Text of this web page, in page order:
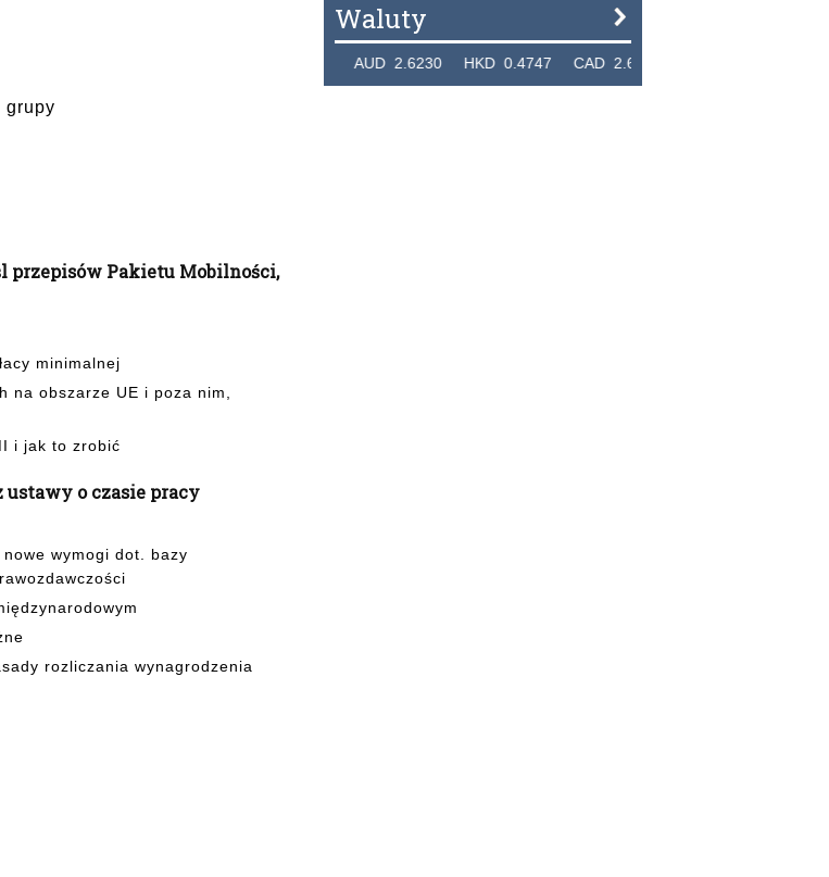
grupy
przepisów Pakietu Mobilności,
minimalnej
na obszarze UE i poza nim,
i jak to zrobić
o czasie pracy
wymogi dot. bazy
rozliczania wynagrodzenia
Waluty
THB 0.1126 USD 3.7236 AUD 2.6230 HKD 0.4747 CAD 2.6581 NZD 2.1889 SGD